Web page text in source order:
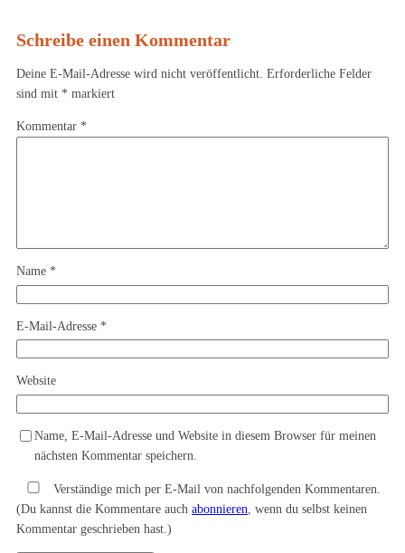
Schreibe einen Kommentar
Deine E-Mail-Adresse wird nicht veröffentlicht. Erforderliche Felder
sind mit * markiert
Kommentar *
Name *
E-Mail-Adresse *
Website
Name, E-Mail-Adresse und Website in diesem Browser für meinen
nächsten Kommentar speichern.
Verständige mich per E-Mail von nachfolgenden Kommentaren.
(Du kannst die Kommentare auch abonnieren , wenn du selbst keinen
Kommentar geschrieben hast.)